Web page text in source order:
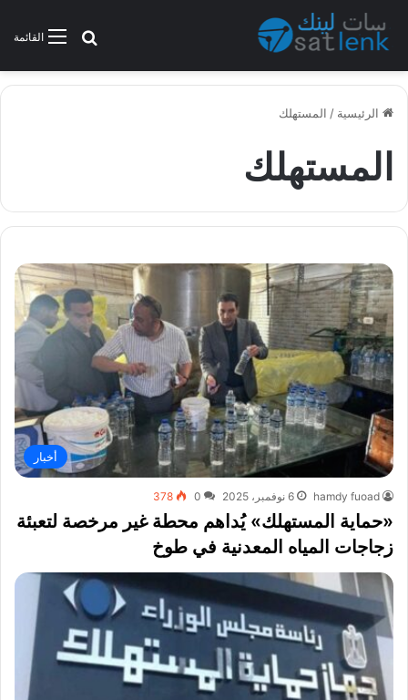
القائمةبحث عن
الرئيسية / المستهلك
المستهلك
أخبار
hamdy fuoad 6 نوفمبر، 2025 0
378
«حماية المستهلك» يُداهم محطة غير مرخصة لتعبئة
زجاجات المياه المعدنية في طوخ